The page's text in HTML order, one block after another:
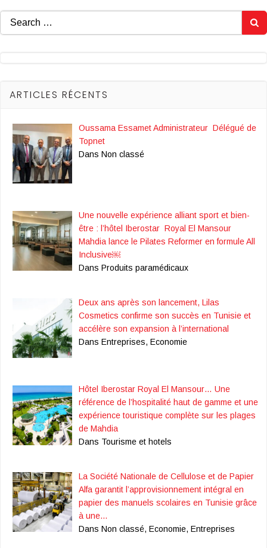
Search
for:
ARTICLES RÉCENTS
Oussama Essamet Administrateur Délégué de
Topnet
Dans Non classé
Une nouvelle expérience alliant sport et bien-
être : l’hôtel Iberostar Royal El Mansour
Mahdia lance le Pilates Reformer en formule All
Inclusive￼
Dans Produits paramédicaux
Deux ans après son lancement, Lilas
Cosmetics confirme son succès en Tunisie et
accélère son expansion à l’international
Dans Entreprises, Economie
Hôtel Iberostar Royal El Mansour… Une
référence de l’hospitalité haut de gamme et une
expérience touristique complète sur les plages
de Mahdia
Dans Tourisme et hotels
La Société Nationale de Cellulose et de Papier
Alfa garantit l’approvisionnement intégral en
papier des manuels scolaires en Tunisie grâce
à une…
Dans Non classé, Economie, Entreprises